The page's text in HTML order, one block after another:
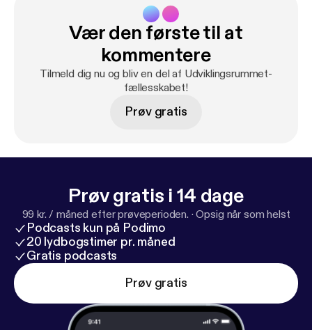
samt hvordan det kan bidrage til bedre ledelse ved
at anerkende og værdsætte forskelligheder.
Episoden giver dig indblik i, hvordan typeteori ikke
kun er et værktøj til selvforståelse, men også en
metode til at styrke relationer på arbejdspladsen og
Vær den første til at
kommentere
Tilmeld dig nu og bliv en del af Udviklingsrummet-
fællesskabet!
Prøv gratis
Prøv gratis i 14 dage
99 kr. / måned efter prøveperioden. ·Opsig når som helst
Podcasts kun på Podimo
20 lydbogstimer pr. måned
Gratis podcasts
Prøv gratis